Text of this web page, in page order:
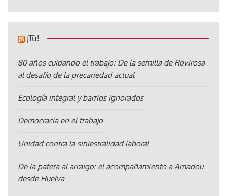
¡Tú!
80 años cuidando el trabajo: De la semilla de Rovirosa
al desafío de la precariedad actual
Ecología integral y barrios ignorados
Democracia en el trabajo
Unidad contra la siniestralidad laboral
De la patera al arraigo: el acompañamiento a Amadou
desde Huelva